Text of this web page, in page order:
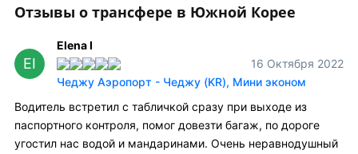
Отзывы о трансфере в Южной Корее
EI
Elena I
16 Октября 2022
Чеджу Аэропорт - Чеджу (KR), Мини эконом
Водитель встретил с табличкой сразу при выходе из
паспортного контроля, помог довезти багаж, по дороге
угостил нас водой и мандаринами. Очень неравнодушный